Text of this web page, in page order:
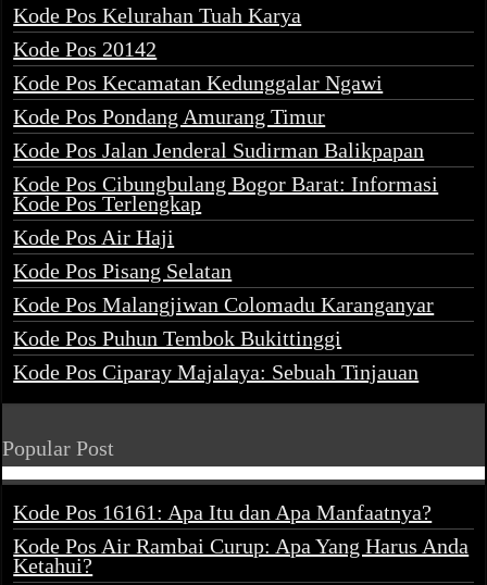
Kode Pos Kelurahan Tuah Karya
Kode Pos 20142
Kode Pos Kecamatan Kedunggalar Ngawi
Kode Pos Pondang Amurang Timur
Kode Pos Jalan Jenderal Sudirman Balikpapan
Kode Pos Cibungbulang Bogor Barat: Informasi
Kode Pos Terlengkap
Kode Pos Air Haji
Kode Pos Pisang Selatan
Kode Pos Malangjiwan Colomadu Karanganyar
Kode Pos Puhun Tembok Bukittinggi
Kode Pos Ciparay Majalaya: Sebuah Tinjauan
Popular Post
Kode Pos 16161: Apa Itu dan Apa Manfaatnya?
Kode Pos Air Rambai Curup: Apa Yang Harus Anda
Ketahui?